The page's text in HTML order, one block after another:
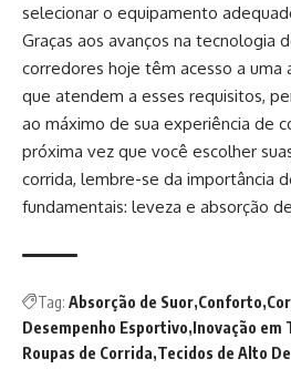
selecionar o equipamento
Graças aos avanços na tecnologia
corredores hoje têm acesso a uma
que atendem a esses requisitos,
ao máximo de sua experiência de
próxima vez que você escolher
corrida, lembre-se da importância
fundamentais: leveza e absorção
Tag: Absorção de Suor Conforto
Desempenho Esportivo Inovação em
Roupas de Corrida Tecidos de Alto